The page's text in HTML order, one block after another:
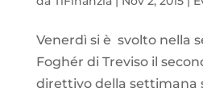
Venerdì si è svolto nella
Foghér di Treviso il
direttivo della settimana